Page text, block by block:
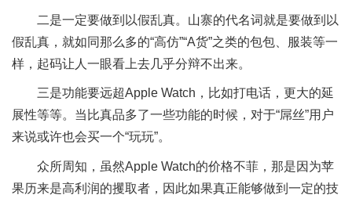
二是一定要做到以假乱真。山寨的代名词就是要做到以
假乱真，就如同那么多的“高仿”“A货”之类的包包、服装等一
样，起码让人一眼看上去几乎分辩不出来。
三是功能要远超Apple Watch，比如打电话，更大的延
展性等等。当比真品多了一些功能的时候，对于“屌丝”用户
来说或许也会买一个“玩玩”。
众所周知，虽然Apple Watch的价格不菲，那是因为苹
果历来是高利润的攫取者，因此如果真正能够做到一定的技